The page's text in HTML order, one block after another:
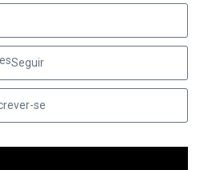
Seguir
se